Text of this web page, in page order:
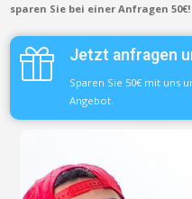
sparen Sie bei einer Anfragen 50€!
Jetzt anfragen
Sparen Sie 50€ mit uns
Angebot.